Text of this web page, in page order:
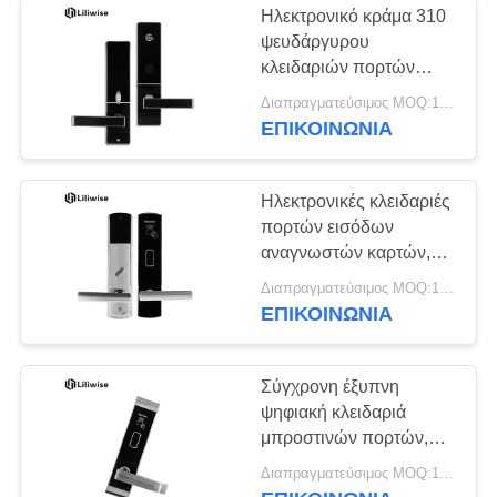
Κλειδαριά πορτών
αλουμινίου
Άλλη κλειδαριά
πορτών
Ηλεκτρονικό κράμα 310
ψευδάργυρου
κλειδαριών πορτών
ξενοδοχείων Rfid *
προειδοποίηση χαμηλής
ΕΠΙΚΟΙΝΩΝΊΑ
Ηλεκτρονικές κλειδαριές
πορτών εισόδων
αναγνωστών καρτών,
βασική κλειδαριά
καρτών ξενοδοχείων
ΕΠΙΚΟΙΝΩΝΊΑ
Σύγχρονη έξυπνη
ψηφιακή κλειδαριά
μπροστινών πορτών,
ηλεκτρονικές εγχώριες
κλειδαριές τηλεχειρισμού
Διαπραγματεύσιμος MOQ:1 η/υ